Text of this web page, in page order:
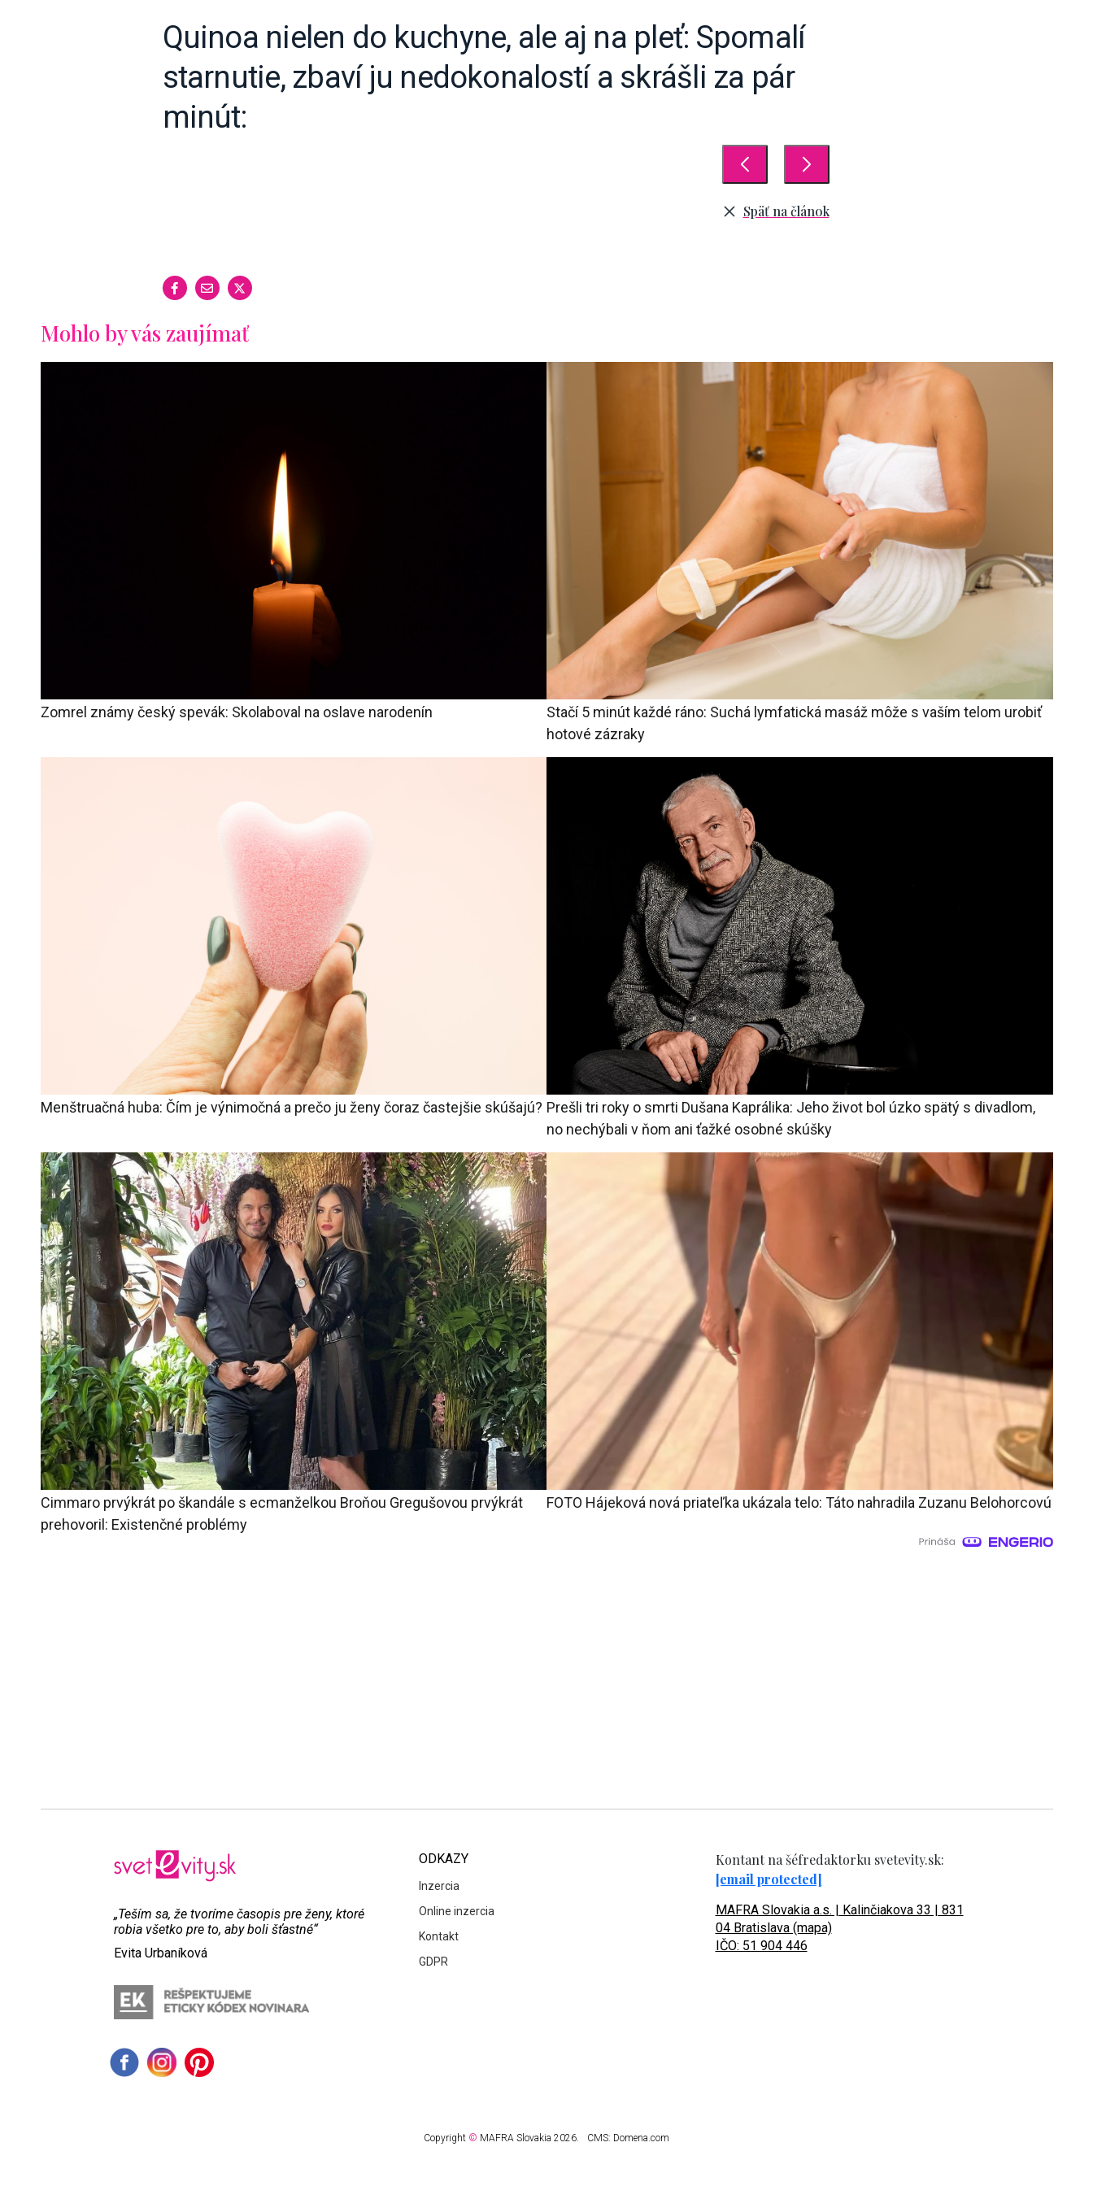
Quinoa nielen do kuchyne, ale aj na pleť: Spomalí
starnutie, zbaví ju nedokonalostí a skrášli za pár
minút:
Späť na článok
Mohlo by vás zaujímať
Zomrel známy český spevák: Skolaboval na oslave narodenín
Stačí 5 minút každé ráno: Suchá lymfatická masáž môže s vaším telom urobiť
hotové zázraky
Menštruačná huba: Čím je výnimočná a prečo ju ženy čoraz častejšie skúšajú? Prešli tri roky o smrti Dušana Kaprálika: Jeho život bol úzko spätý s divadlom,
no nechýbali v ňom ani ťažké osobné skúšky
Cimmaro prvýkrát po škandále s ecmanželkou Broňou Gregušovou prvýkrát
prehovoril: Existenčné problémy
FOTO Hájeková nová priateľka ukázala telo: Táto nahradila Zuzanu Belohorcovú
„Teším sa, že tvoríme časopis pre ženy, ktoré
robia všetko pre to, aby boli šťastné“
Evita Urbaníková
ODKAZY
Inzercia
Online inzercia
Kontakt
GDPR
Kontant na šéfredaktorku svetevity.sk:
[email protected]
MAFRA Slovakia a.s. | Kalinčiakova 33 | 831
04 Bratislava (mapa)
IČO: 51 904 446
Copyright © MAFRA Slovakia 2026. CMS: Domena.com